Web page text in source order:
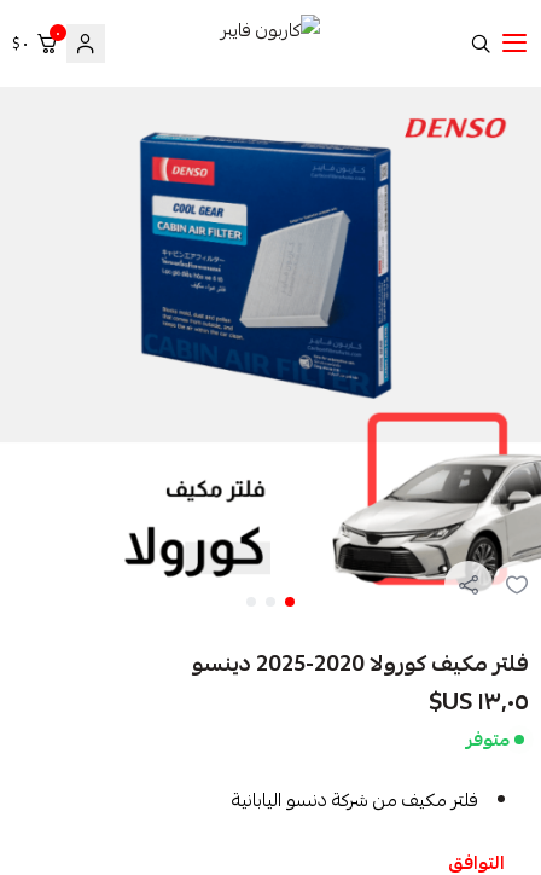
٠ ٠ $
فلتر مكيف كورولا 2020-2025 دينسو
١٣٫٠٥ US$
متوفر
فلتر مكيف من شركة دنسو اليابانية
التوافق